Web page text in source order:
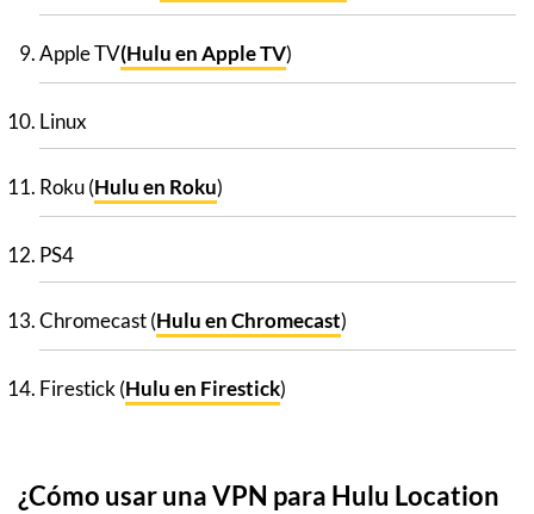
Apple TV(Hulu en Apple TV)
Linux
Roku (Hulu en Roku)
PS4
Chromecast (Hulu en Chromecast)
Firestick (Hulu en Firestick)
¿Cómo usar una VPN para Hulu Location